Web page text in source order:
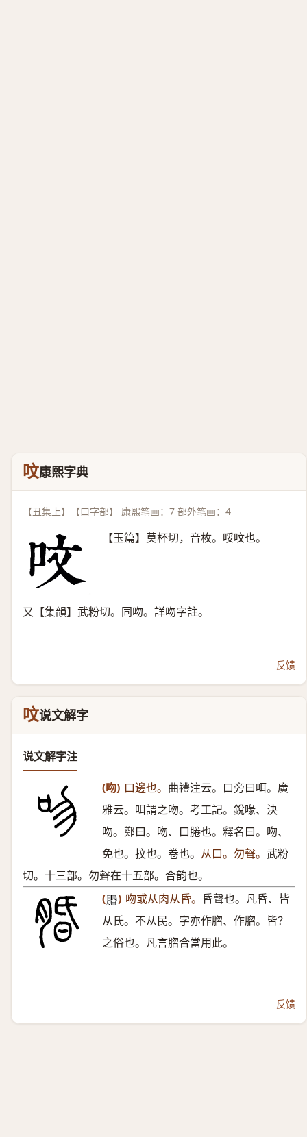
呅康熙字典
【丑集上】【口字部】 康熙笔画：7 部外笔画：4
【玉篇】莫杯切，音枚。哸呅也。
又【集韻】武粉切。同吻。詳吻字註。
反馈
呅说文解字
说文解字注
(吻) 口邊也。 曲禮注云。口旁曰咡。廣
雅云。咡謂之吻。考工記。銳喙、決
吻。鄭曰。吻、口腃也。釋名曰。吻、
免也。抆也。卷也。 从口。勿聲。 武粉
切。十三部。勿聲在十五部。合韵也。
(𦝮 ) 吻或从肉从昏。 昏聲也。凡昏、皆
从氏。不从民。字亦作䐇、作脗。皆？
之俗也。凡言脗合當用此。
反馈